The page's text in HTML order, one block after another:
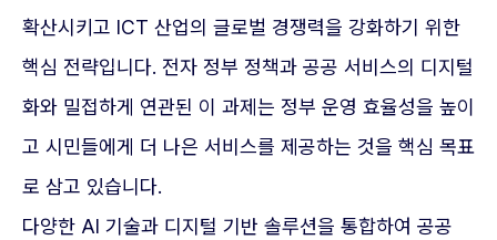
확산시키고 ICT 산업의 글로벌 경쟁력을 강화하기 위한
핵심 전략입니다. 전자 정부 정책과 공공 서비스의 디지털
화와 밀접하게 연관된 이 과제는 정부 운영 효율성을 높이
고 시민들에게 더 나은 서비스를 제공하는 것을 핵심 목표
로 삼고 있습니다.
다양한 AI 기술과 디지털 기반 솔루션을 통합하여 공공